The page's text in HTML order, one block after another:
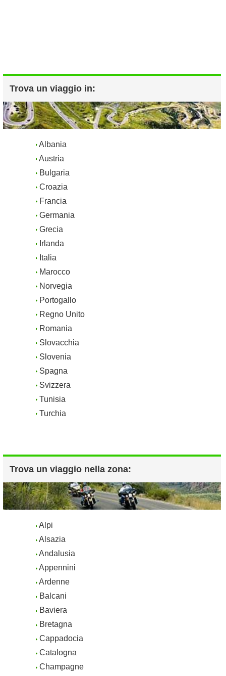
Trova un viaggio in:
Albania
Austria
Bulgaria
Croazia
Francia
Germania
Grecia
Irlanda
Italia
Marocco
Norvegia
Portogallo
Regno Unito
Romania
Slovacchia
Slovenia
Spagna
Svizzera
Tunisia
Turchia
Trova un viaggio nella zona:
Alpi
Alsazia
Andalusia
Appennini
Ardenne
Balcani
Baviera
Bretagna
Cappadocia
Catalogna
Champagne